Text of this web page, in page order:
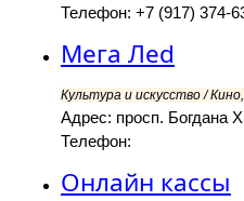
Телефон: +7 (917) 374-
Мега Леd
Культура и искусство /
Адрес: просп. Богдана
Телефон:
Онлайн кассы